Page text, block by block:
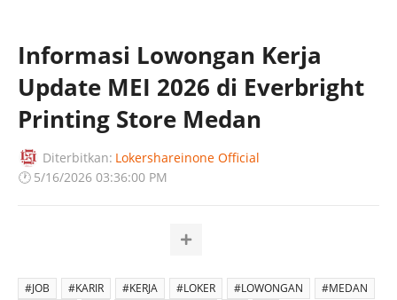
Informasi Lowongan Kerja
Update MEI 2026 di Everbright
Printing Store Medan
Diterbitkan: Lokershareinone Official
🕐 5/16/2026 03:36:00 PM
#JOB #KARIR #KERJA #LOKER #LOWONGAN
#MEDAN